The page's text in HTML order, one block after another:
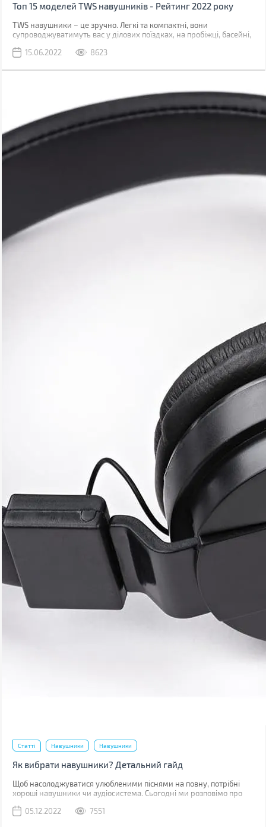
Топ 15 моделей TWS навушників - Рейтинг 2022 року
TWS навушники – це зручно. Легкі та компактні, вони
супроводжуватимуть вас у ділових поїздках, на пробіжці, басейні,
звуку дротовим моделям, але чи всі можуть почути різницю? Ми
що актуальні у червні 2022. У кожному з них є дуже цікаві
15.06.2022 8623
Статті Навушники Навушники
Як вибрати навушники? Детальний гайд
Щоб насолоджуватися улюбленими піснями на повну, потрібні
хороші навушники чи аудіосистема. Сьогодні ми розповімо про
інші фактори, які потрібно врахувати при виборі.
05.12.2022 7551